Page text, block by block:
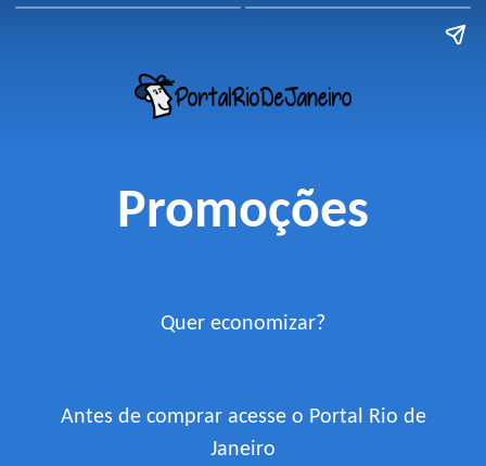
Promoções
Quer economizar?
Antes de comprar acesse o Portal Rio de
Janeiro